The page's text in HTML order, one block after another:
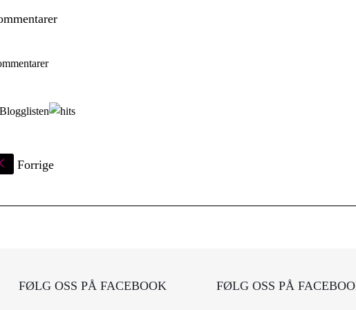
Forrige
FØLG OSS PÅ FACEBOOK FØLG OSS PÅ